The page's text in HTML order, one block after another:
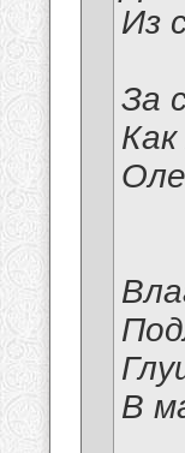
Из
За
В